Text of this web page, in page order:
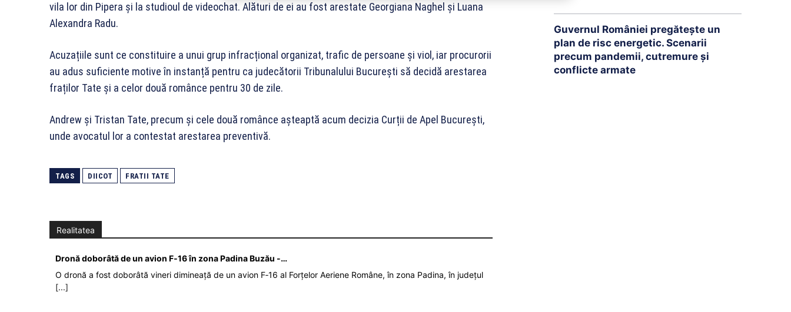
vila lor din Pipera și la studioul de videochat. Alături de ei au fost arestate Georgiana Naghel și Luana
Alexandra Radu.
Acuzațiile sunt ce constituire a unui grup infracțional organizat, trafic de persoane și viol, iar procurorii
au adus suficiente motive în instanță pentru ca judecătorii Tribunalului București să decidă arestarea
fraților Tate și a celor două românce pentru 30 de zile.
Andrew și Tristan Tate, precum și cele două românce așteaptă acum decizia Curții de Apel București,
unde avocatul lor a contestat arestarea preventivă.
TAGS DIICOT FRATII TATE
Realitatea
Dronă doborâtă de un avion F‑16 în zona Padina Buzău -…
O dronă a fost doborâtă vineri dimineață de un avion F‑16 al Forțelor Aeriene Române, în zona Padina, în județul
[...]
Guvernul României pregătește un
plan de risc energetic. Scenarii
precum pandemii, cutremure și
conflicte armate